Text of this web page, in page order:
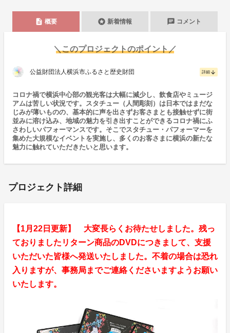
description 概要 stars 新着情報 chat コメント
＼このプロジェクトのポイント／
公益財団法人横浜市ふるさと歴史財団 詳細 arrow_downward
コロナ禍で横浜中心部の観光客は大幅に減少し、飲食店やミュージ
アムは苦しい状況です。スタチュー（人間彫刻）は日本ではまだな
じみが薄いものの、基本的に声を出さずお客さまとも接触せずに街
並みに溶け込み、地域の魅力を引き出すことができるコロナ禍にふ
さわしいパフォーマンスです。そこでスタチュー・パフォーマーを
集めた大規模なイベントを実施し、多くのお客さまに横浜の新たな
魅力に触れていただきたいと思います。
プロジェクト詳細
【1月22日更新】 大変長らくお待たせしました。残っ
ておりましたリターン商品のDVDにつきまして、支援
いただいた皆様へ発送いたしました。不着の場合は恐れ
入りますが、事務局までご連絡くださいますようお願い
いたします。